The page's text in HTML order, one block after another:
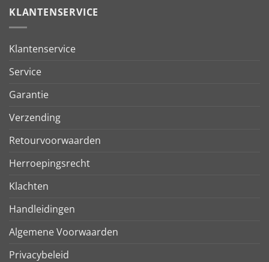
KLANTENSERVICE
Klantenservice
Service
Garantie
Verzending
Retourvoorwaarden
Herroepingsrecht
Klachten
Handleidingen
Algemene Voorwaarden
Privacybeleid